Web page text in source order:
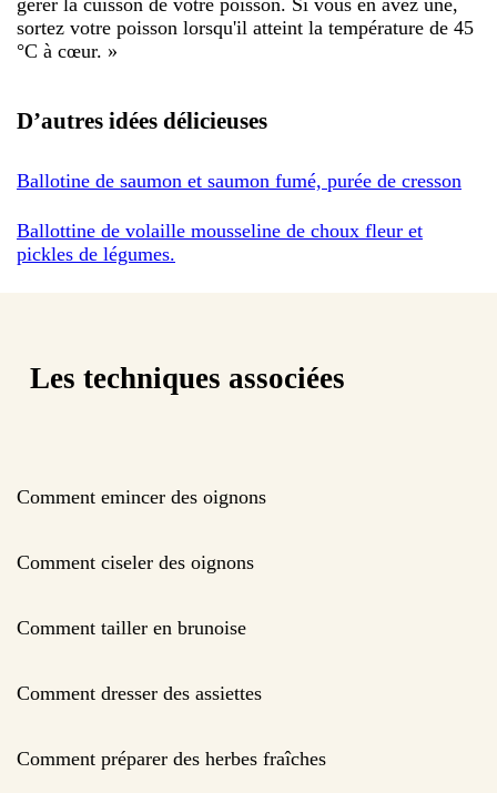
sortez votre poisson lorsqu'il atteint la température de 45
°C à cœur. »
D’autres idées délicieuses
Ballotine de saumon et saumon fumé, purée de cresson
Ballottine de volaille mousseline de choux fleur et
pickles de légumes.
Les techniques associées
Comment emincer des oignons
Comment ciseler des oignons
Comment tailler en brunoise
Comment dresser des assiettes
Comment préparer des herbes fraîches